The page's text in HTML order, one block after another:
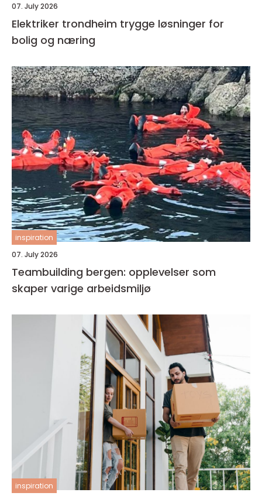
07. July 2026
Elektriker trondheim trygge løsninger for
bolig og næring
inspiration
07. July 2026
Teambuilding bergen: opplevelser som
skaper varige arbeidsmiljø
inspiration